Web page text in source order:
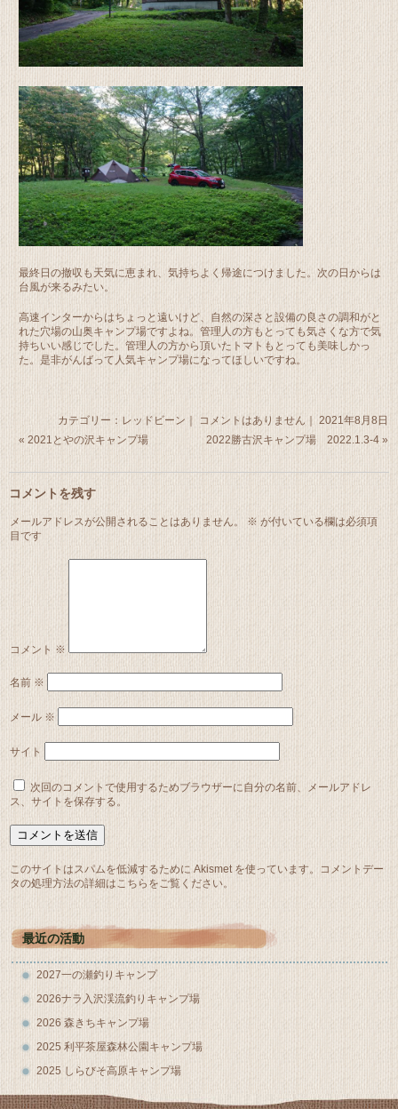
最終日の撤収も天気に恵まれ、気持ちよく帰途につけました。次の日からは
台風が来るみたい。
高速インターからはちょっと遠いけど、自然の深さと設備の良さの調和がと
れた穴場の山奥キャンプ場ですよね。管理人の方もとっても気さくな方で気
持ちいい感じでした。管理人の方から頂いたトマトもとっても美味しかっ
た。是非がんばって人気キャンプ場になってほしいですね。
カテゴリー： レッドビーン ｜ コメントはありません ｜ 2021年8月8日
« 2021とやの沢キャンプ場 2022勝古沢キャンプ場 2022.1.3-4»
コメントを残す
メールアドレスが公開されることはありません。 ※ が付いている欄は必須項
目です
コメント ※
名前 ※
メール ※
サイト
次回のコメントで使用するためブラウザーに自分の名前、メールアドレ
ス、サイトを保存する。
このサイトはスパムを低減するために Akismet を使っています。
コメントデー
タの処理方法の詳細はこちらをご覧ください。
最近の活動
2027一の瀬釣りキャンプ
2026ナラ入沢渓流釣りキャンプ場
2026 森きちキャンプ場
2025 利平茶屋森林公園キャンプ場
2025 しらびそ高原キャンプ場